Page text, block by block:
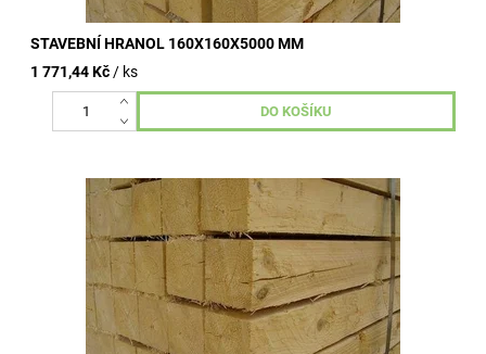
STAVEBNÍ HRANOL 160X160X5000 MM
1 771,44 Kč/ ks
Stavební hranoly omítané, nehoblované, vzduchosuché.
Kvalitní dřevo od dlouhodobě ověřených výrobních závodů.
Široké využití ve...